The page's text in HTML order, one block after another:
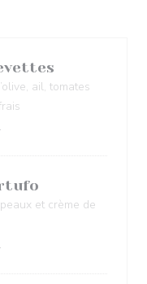
ail, tomates
et crème de